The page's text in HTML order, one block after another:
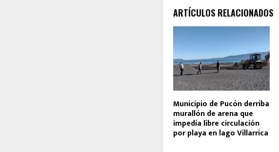
ARTÍCULOS RELACIONADOS
Municipio de Pucón derriba
murallón de arena que
impedía libre circulación
por playa en lago Villarrica